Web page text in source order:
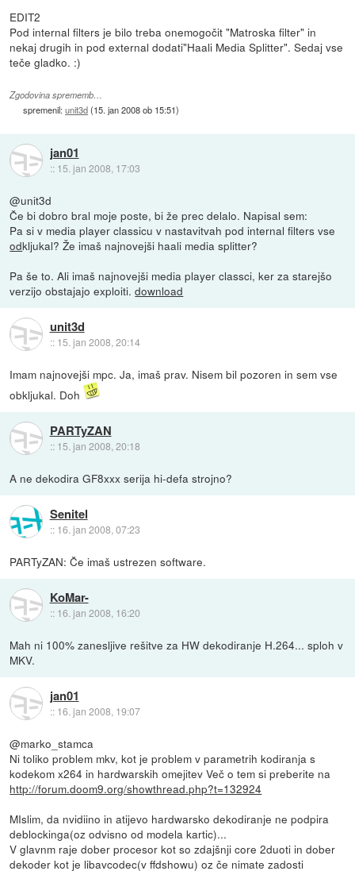
EDIT2
Pod internal filters je bilo treba onemogočit "Matroska filter" in
nekaj drugih in pod external dodati"Haali Media Splitter". Sedaj vse
teče gladko. :)
Zgodovina sprememb…
spremenil:unit3d(15. jan 2008 ob 15:51)
jan01
:: 15. jan 2008, 17:03
@unit3d
Če bi dobro bral moje poste, bi že prec delalo. Napisal sem:
Pa si v media player classicu v nastavitvah pod internal filters vse
odkljukal? Že imaš najnovejši haali media splitter?
Pa še to. Ali imaš najnovejši media player classci, ker za starejšo
verzijo obstajajo exploiti.download
unit3d
:: 15. jan 2008, 20:14
Imam najnovejši mpc. Ja, imaš prav. Nisem bil pozoren in sem vse
obkljukal. Doh
PARTyZAN
:: 15. jan 2008, 20:18
A ne dekodira GF8xxx serija hi-defa strojno?
Senitel
:: 16. jan 2008, 07:23
PARTyZAN: Če imaš ustrezen software.
KoMar-
:: 16. jan 2008, 16:20
Mah ni 100% zanesljive rešitve za HW dekodiranje H.264... sploh v
MKV.
jan01
:: 16. jan 2008, 19:07
@marko_stamca
Ni toliko problem mkv, kot je problem v parametrih kodiranja s
kodekom x264 in hardwarskih omejitev Več o tem si preberite na
http://forum.doom9.org/showthread.php?t=132924
MIslim, da nvidiino in atijevo hardwarsko dekodiranje ne podpira
deblockinga(oz odvisno od modela kartic)...
V glavnm raje dober procesor kot so zdajšnji core 2duoti in dober
dekoder kot je libavcodec(v ffdshowu) oz če nimate zadosti